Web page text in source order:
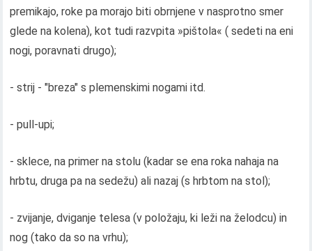
premikajo, roke pa morajo biti obrnjene v nasprotno smer
glede na kolena), kot tudi razvpita »pištola« ( sedeti na eni
nogi, poravnati drugo);
- strij - "breza" s plemenskimi nogami itd.
- pull-upi;
- sklece, na primer na stolu (kadar se ena roka nahaja na
hrbtu, druga pa na sedežu) ali nazaj (s hrbtom na stol);
- zvijanje, dviganje telesa (v položaju, ki leži na želodcu) in
nog (tako da so na vrhu);